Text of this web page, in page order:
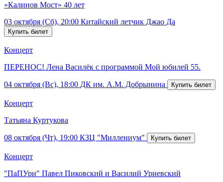
«Калинов Мост» 40 лет
03 октября (Сб), 20:00 Китайский летчик Джао Да
Концерт
ПЕРЕНОС! Лена Василёк с программой Мой юбилей 55.
04 октября (Вс), 18:00 ДК им. А.М. Добрынина
Концерт
Татьяна Куртукова
08 октября (Чт), 19:00 КЗЦ "Миллениум"
Концерт
"ПаПУри" Павел Пиковский и Василий Уриевский